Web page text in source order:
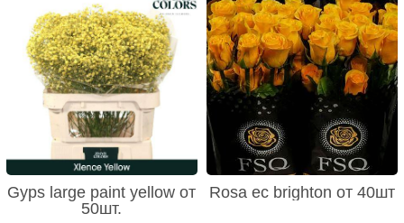
Gyps large paint yellow от
50шт.
Rosa ec brighton от 40шт